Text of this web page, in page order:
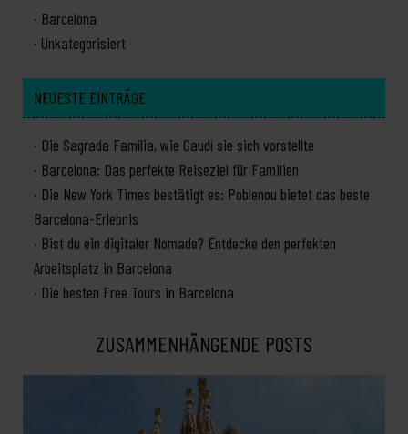
Barcelona
Unkategorisiert
NEUESTE EINTRÄGE
Die Sagrada Família, wie Gaudí sie sich vorstellte
Barcelona: Das perfekte Reiseziel für Familien
Die New York Times bestätigt es: Poblenou bietet das beste
Barcelona-Erlebnis
Bist du ein digitaler Nomade? Entdecke den perfekten
Arbeitsplatz in Barcelona
Die besten Free Tours in Barcelona
ZUSAMMENHÄNGENDE POSTS